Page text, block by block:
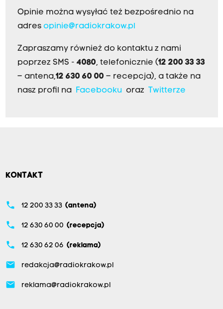
Opinie można wysyłać też bezpośrednio na
adres opinie@radiokrakow.pl
Zapraszamy również do kontaktu z nami
poprzez SMS - 4080, telefonicznie (12 200 33 33
– antena,12 630 60 00 – recepcja), a także na
nasz profil na
Facebookuoraz Twitterze
KONTAKT
phone 12 200 33 33 (antena)
phone 12 630 60 00 (recepcja)
phone 12 630 62 06 (reklama)
email redakcja@radiokrakow.pl
email reklama@radiokrakow.pl